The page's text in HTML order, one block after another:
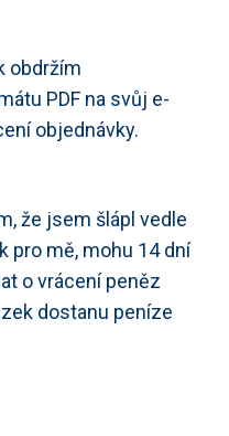
obdržím
PDF na svůj e-
objednávky.
že jsem šlápl vedle
pro mě, mohu 14 dní
o vrácení peněz
dostanu peníze